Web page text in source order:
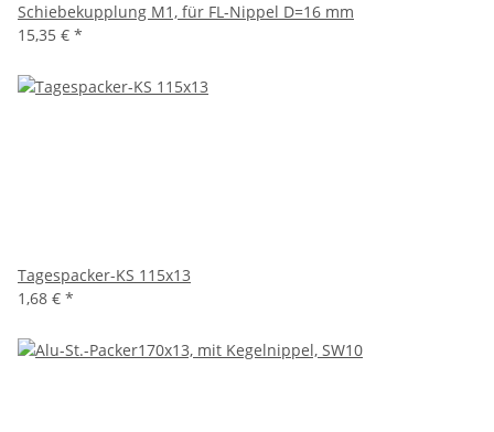
Schiebekupplung M1, für FL-Nippel D=16 mm
15,35 € *
Tagespacker-KS 115x13
1,68 € *